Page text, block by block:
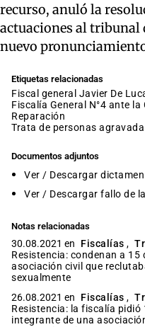
recurso, anuló la
actuaciones al tribunal
nuevo
Etiquetas relacionadas
fiscal general Javier De
Fiscalía General N°4 ante
reparación
trata de personas agravada
Documentos adjuntos
Ver / Descargar
Ver / Descargar fallo de
Notas relacionadas
30.08.2021 en Fiscalías ,
Resistencia: condenan a
asociación civil que
sexualmente
26.08.2021 en
Fiscalías ,
Resistencia: la fiscalía pidió
integrante de una